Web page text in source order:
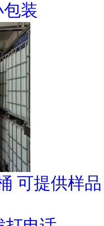
装
可提供样品